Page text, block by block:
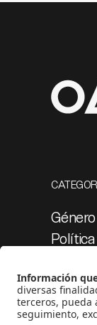
Género
Política
Medio